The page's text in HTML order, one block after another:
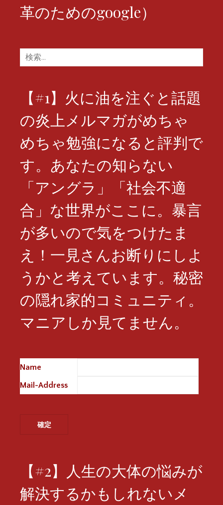
革のためのgoogle）
検
索:
【#1】火に油を注ぐと話題
の炎上メルマガがめちゃ
めちゃ勉強になると評判で
す。あなたの知らない
「アングラ」「社会不適
合」な世界がここに。暴言
が多いので気をつけたま
え！一見さんお断りにしよ
うかと考えています。秘密
の隠れ家的コミュニティ。
マニアしか見てません。
Name
Mail-Address
【#2】人生の大体の悩みが
解決するかもしれないメ